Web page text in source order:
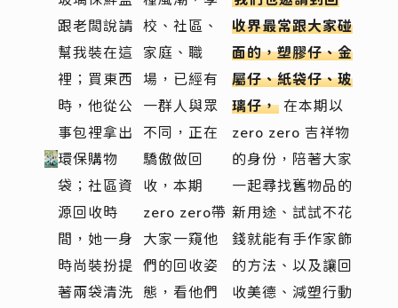
跟老闆說請
幫我裝在這
裡；買東西
時，他從公
事包裡拿出
環保購物
袋；社區資
源回收時
間，她一身
時尚裝扮提
著兩袋清洗
校、社區、
家庭、職
場，已經有
一群人與眾
不同，正在
驕傲做回
收，本期
zero zero帶
大家一窺他
們的回收姿
態，看他們
收界最常跟大家碰
面的，塑膠仔、金
屬仔、紙袋仔、玻
璃仔，在本期以
zero zero 吉祥物
的身份，陪著大家
一起尋找舊物品的
新用途、試試不花
錢就能有手作家飾
的方法、以及讓回
收美德、減塑行動